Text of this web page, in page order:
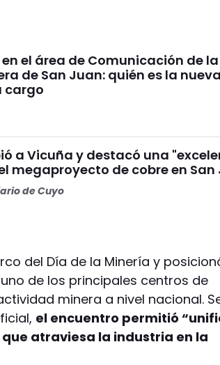
el área de Comunicación de la
de San Juan: quién es la nueva
cargo
a Vicuña y destacó una
megaproyecto de cobre en San
de Cuyo
del Día de la Minería y
de los principales centros de
minera a nivel nacional.
el encuentro permitió
atraviesa la industria en la